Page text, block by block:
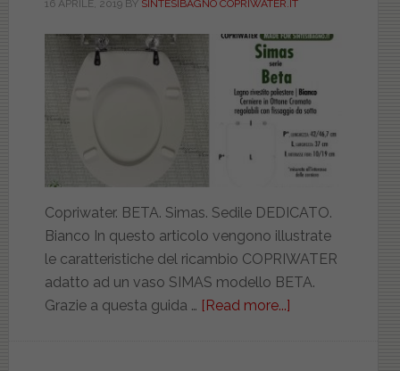
16 APRILE, 2019BY SINTESIBAGNO COPRIWATER.IT
Copriwater. BETA. Simas. Sedile DEDICATO.
Bianco In questo articolo vengono illustrate
le caratteristiche del ricambio COPRIWATER
adatto ad un vaso SIMAS modello BETA.
Grazie a questa guida … [Read more...]